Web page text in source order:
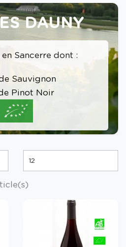
DAUNY
en Sancerre dont :
Sauvignon
Pinot Noir
12